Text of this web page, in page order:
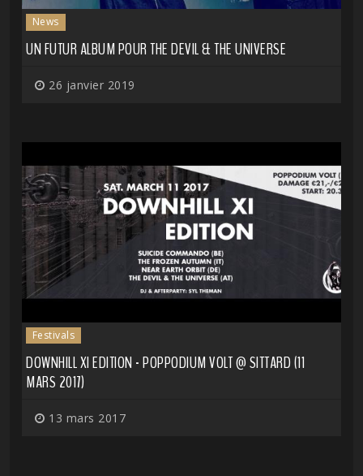
News
UN FUTUR ALBUM POUR THE DEVIL & THE UNIVERSE
26 janvier 2019
Festivals
DOWNHILL XI EDITION - POPPODIUM VOLT @ SITTARD (11
MARS 2017)
13 mars 2017